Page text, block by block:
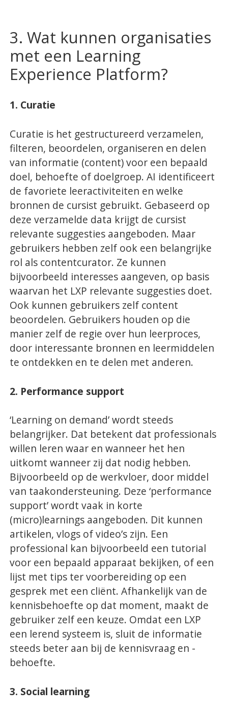
3. Wat kunnen organisaties
met een Learning
Experience Platform?
1. Curatie
Curatie is het gestructureerd verzamelen,
filteren, beoordelen, organiseren en delen
van informatie (content) voor een bepaald
doel, behoefte of doelgroep. AI identificeert
de favoriete leeractiviteiten en welke
bronnen de cursist gebruikt. Gebaseerd op
deze verzamelde data krijgt de cursist
relevante suggesties aangeboden. Maar
gebruikers hebben zelf ook een belangrijke
rol als contentcurator. Ze kunnen
bijvoorbeeld interesses aangeven, op basis
waarvan het LXP relevante suggesties doet.
Ook kunnen gebruikers zelf content
beoordelen. Gebruikers houden op die
manier zelf de regie over hun leerproces,
door interessante bronnen en leermiddelen
te ontdekken en te delen met anderen.
2. Performance support
‘Learning on demand’ wordt steeds
belangrijker. Dat betekent dat professionals
willen leren waar en wanneer het hen
uitkomt wanneer zij dat nodig hebben.
Bijvoorbeeld op de werkvloer, door middel
van taakondersteuning. Deze ‘performance
support’ wordt vaak in korte
(micro)learnings aangeboden. Dit kunnen
artikelen, vlogs of video’s zijn. Een
professional kan bijvoorbeeld een tutorial
voor een bepaald apparaat bekijken, of een
lijst met tips ter voorbereiding op een
gesprek met een cliënt. Afhankelijk van de
kennisbehoefte op dat moment, maakt de
gebruiker zelf een keuze. Omdat een LXP
een lerend systeem is, sluit de informatie
steeds beter aan bij de kennisvraag en -
behoefte.
3. Social learning